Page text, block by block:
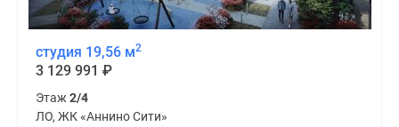
студия 19,56 м2
3 129 991 ₽
Этаж2/4
ЛО, ЖК «Аннино Сити»